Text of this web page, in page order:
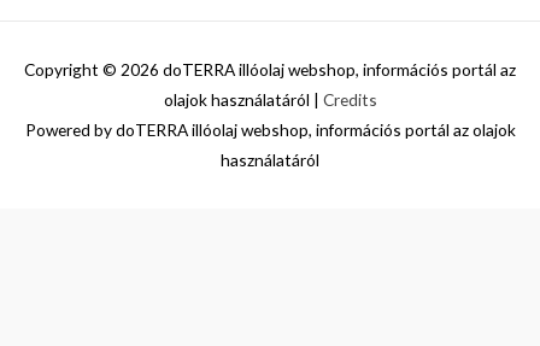
Copyright © 2026 doTERRA illóolaj webshop, információs portál az
olajok használatáról | Credits
Powered bydoTERRA illóolaj webshop, információs portál az olajok
használatáról